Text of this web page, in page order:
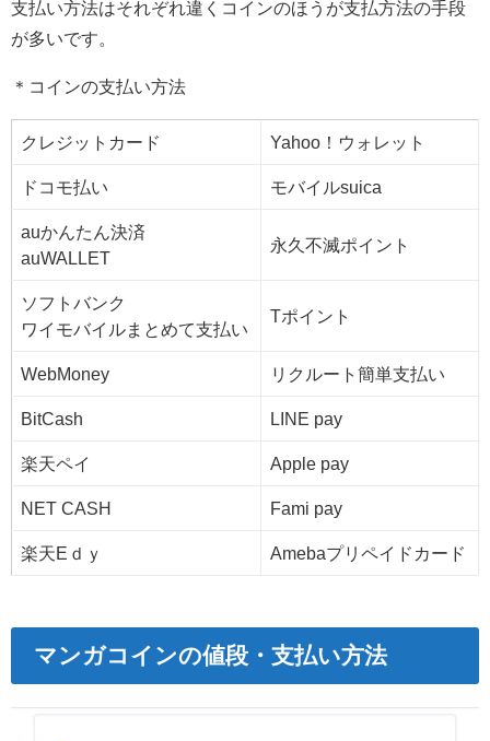
支払い方法はそれぞれ違くコインのほうが支払方法の手段
が多いです。
＊コインの支払い方法
クレジットカード Yahoo！ウォレット
ドコモ払い モバイルsuica
auかんたん決済
auWALLET
永久不滅ポイント
ソフトバンク
ワイモバイルまとめて支払い
Tポイント
WebMoney リクルート簡単支払い
BitCash LINE pay
楽天ペイ Apple pay
NET CASH Fami pay
楽天Eｄｙ Amebaプリペイドカード
マンガコインの値段・支払い方法